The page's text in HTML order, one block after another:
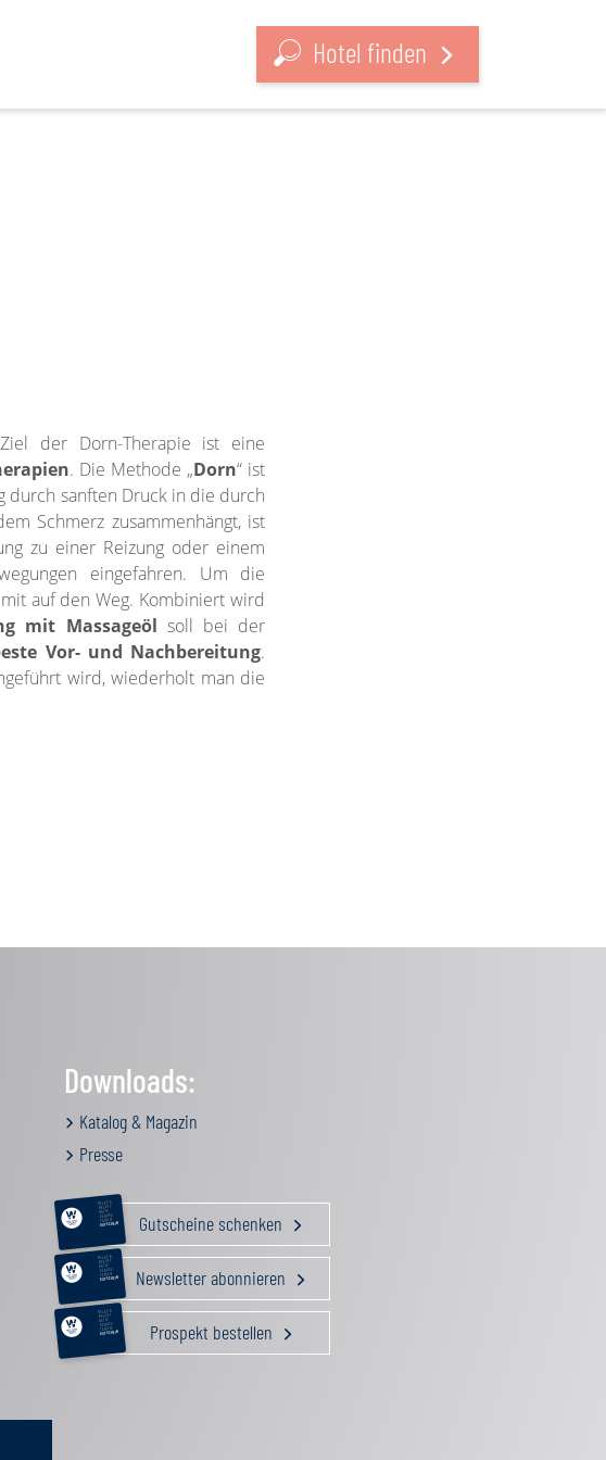
Hotel finden
der Dorn-Therapie ist eine
. Die Methode „Dorn“ ist
durch sanften Druck in die durch
Schmerz zusammenhängt, ist
zu einer Reizung oder einem
eingefahren. Um die
auf den Weg. Kombiniert wird
mit Massageöl soll bei der
Vor- und Nachbereitung.
wird, wiederholt man die
Downloads:
Katalog & Magazin
Presse
RELAX &
BEAUTY
AKTIV
GENUSS
FAMILIE
GUTSCHEIN Gutscheine schenken
RELAX &
BEAUTY
AKTIV
GENUSS
FAMILIE
GUTSCHEIN Newsletter abonnieren
RELAX &
BEAUTY
AKTIV
GENUSS
FAMILIE
GUTSCHEIN Prospekt bestellen